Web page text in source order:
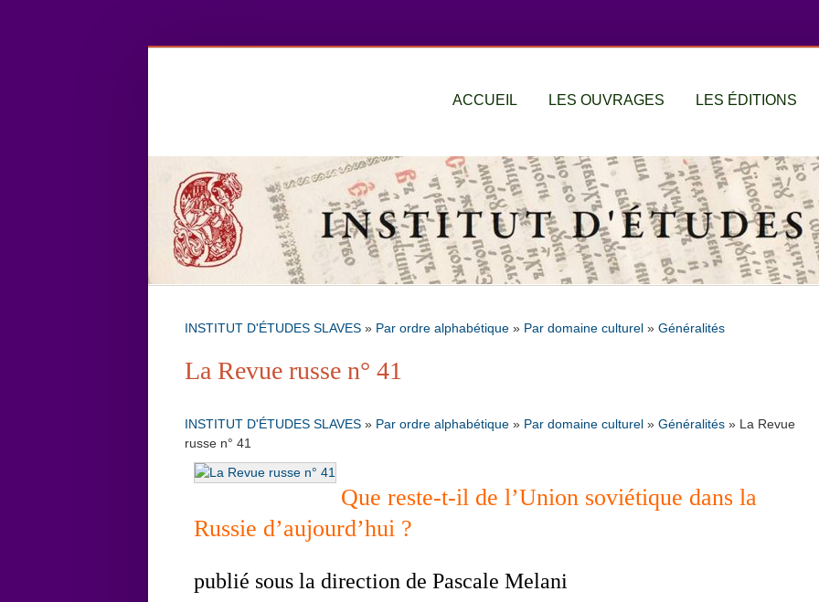
ACCUEIL LES OUVRAGES LES ÉDITIONS
INSTITUT D'ÉTUDES SLAVES » Par ordre alphabétique » Par domaine culturel » Généralités
La Revue russe n° 41
INSTITUT D'ÉTUDES SLAVES » Par ordre alphabétique » Par domaine culturel » Généralités » La Revue
russe n° 41
Que reste-t-il de l’Union soviétique dans la
Russie d’aujourd’hui ?
publié sous la direction de Pascale Melani